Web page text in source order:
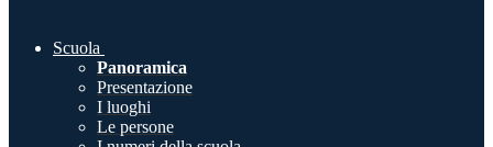
Scuola
Panoramica
Presentazione
I luoghi
Le persone